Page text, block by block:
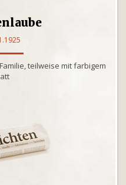
teilweise mit farbigem